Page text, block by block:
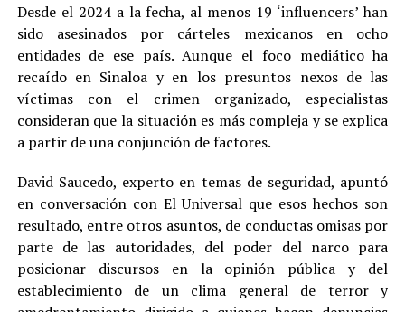
Desde el 2024 a la fecha, al menos 19 ‘influencers’ han
sido asesinados por cárteles mexicanos en ocho
entidades de ese país. Aunque el foco mediático ha
recaído en Sinaloa y en los presuntos nexos de las
víctimas con el crimen organizado, especialistas
consideran que la situación es más compleja y se explica
a partir de una conjunción de factores.
David Saucedo, experto en temas de seguridad, apuntó
en conversación con El Universal que esos hechos son
resultado, entre otros asuntos, de conductas omisas por
parte de las autoridades, del poder del narco para
posicionar discursos en la opinión pública y del
establecimiento de un clima general de terror y